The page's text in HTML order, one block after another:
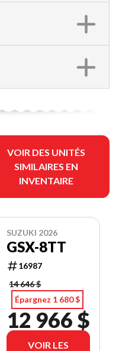
VOIR DES UNITÉS
SIMILAIRES EN
INVENTAIRE
SUZUKI 2026
GSX-8TT
16987
14 646 $
Épargnez 1 680 $
12 966 $
VOIR LES